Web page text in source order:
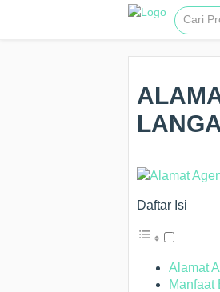
Daftar Isi
Alamat
Manfaat